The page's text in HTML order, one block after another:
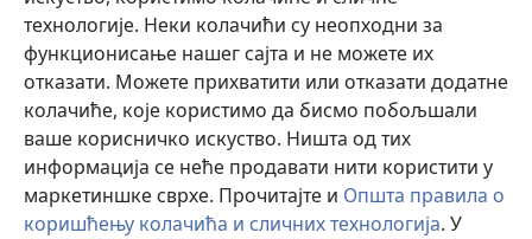
технологије. Неки колачићи су неопходни за
функционисање нашег сајта и не можете их
отказати. Можете прихватити или отказати додатне
колачиће, које користимо да бисмо побољшали
ваше корисничко искуство. Ништа од тих
информација се неће продавати нити користити у
маркетиншке сврхе. Прочитајте и Општа правила о
коришћењу колачића и сличних технологија. У
прозор)JW Hub®
(отвара
нови
прозор)JW Library
Watchtower Library ®